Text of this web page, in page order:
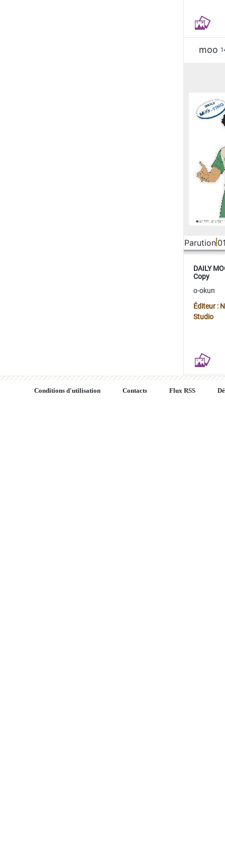
moo
Parution
DAILY
Copy
o-okun
Éditeur :
Studio
Conditions d'utilisation Contacts Flux RSS